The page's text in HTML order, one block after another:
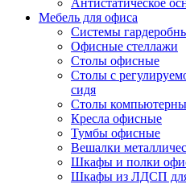
Мебель для офиса
Системы
Офисные стеллажи
Столы офисные
Столы с
сидя
Столы
Кресла офисные
Тумбы офисные
Вешалки
Шкафы и полки
Шкафы из ЛДСП